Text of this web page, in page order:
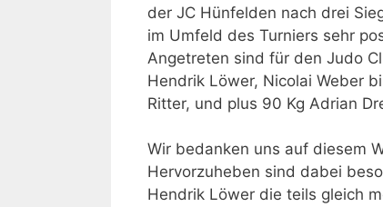
der JC Hünfelden nach drei
im Umfeld des Turniers sehr
Angetreten sind für den Judo
Hendrik Löwer, Nicolai Weber
Ritter, und plus 90 Kg Adrian
Wir bedanken uns auf diesem
Hervorzuheben sind dabei
Hendrik Löwer die teils gleich